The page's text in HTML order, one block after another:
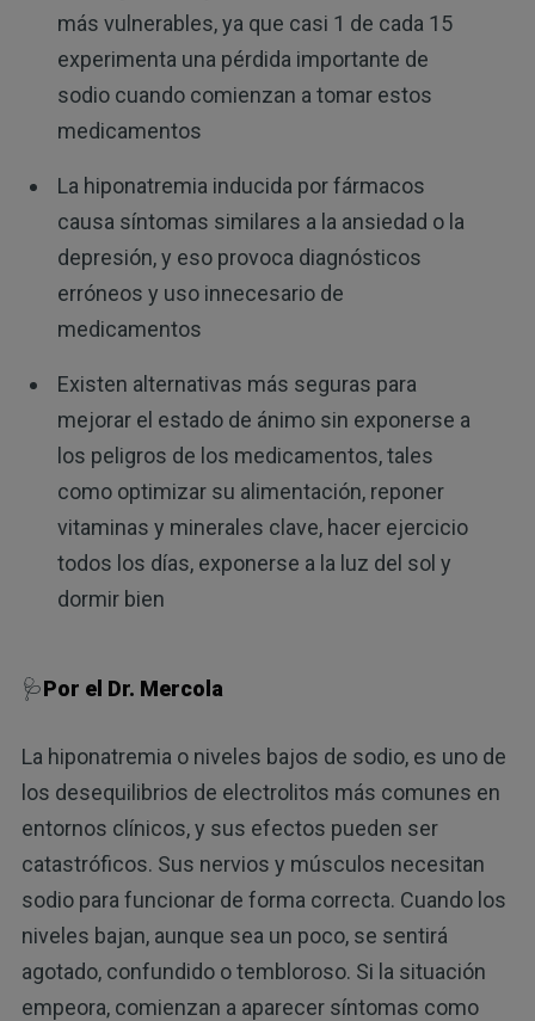
más vulnerables, ya que casi 1 de cada 15
experimenta una pérdida importante de
sodio cuando comienzan a tomar estos
medicamentos
La hiponatremia inducida por fármacos
causa síntomas similares a la ansiedad o la
depresión, y eso provoca diagnósticos
erróneos y uso innecesario de
medicamentos
Existen alternativas más seguras para
mejorar el estado de ánimo sin exponerse a
los peligros de los medicamentos, tales
como optimizar su alimentación, reponer
vitaminas y minerales clave, hacer ejercicio
todos los días, exponerse a la luz del sol y
dormir bien
🩺Por el Dr. Mercola
La hiponatremia o niveles bajos de sodio, es uno de
los desequilibrios de electrolitos más comunes en
entornos clínicos, y sus efectos pueden ser
catastróficos. Sus nervios y músculos necesitan
sodio para funcionar de forma correcta. Cuando los
niveles bajan, aunque sea un poco, se sentirá
agotado, confundido o tembloroso. Si la situación
empeora, comienzan a aparecer síntomas como